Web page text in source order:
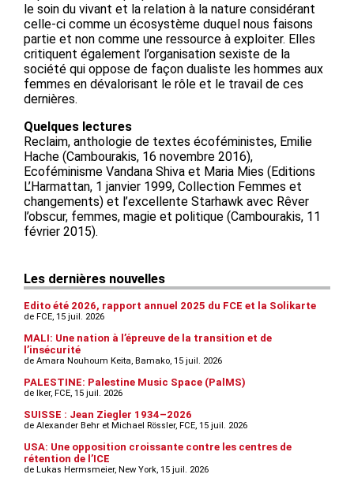
le soin du vivant et la relation à la nature considérant
celle-ci comme un écosystème duquel nous faisons
partie et non comme une ressource à exploiter. Elles
critiquent également l’organisation sexiste de la
société qui oppose de façon dualiste les hommes aux
femmes en dévalorisant le rôle et le travail de ces
dernières.
Quelques lectures
Reclaim, anthologie de textes écoféministes, Emilie
Hache (Cambourakis, 16 novembre 2016),
Ecoféminisme Vandana Shiva et Maria Mies (Editions
L’Harmattan, 1 janvier 1999, Collection Femmes et
changements) et l’excellente Starhawk avec Rêver
l’obscur, femmes, magie et politique (Cambourakis, 11
février 2015).